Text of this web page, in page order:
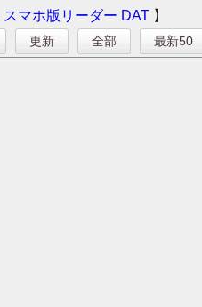
スマホ版リーダー DAT 】
更新 全部 最新50